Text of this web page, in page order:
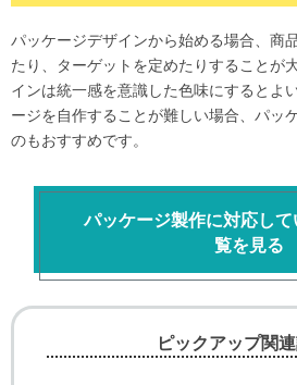
パッケージデザインから始める場合、商
たり、ターゲットを定めたりすることが
インは統一感を意識した色味にするとよ
ージを自作することが難しい場合、パッ
のもおすすめです。
パッケージ製作に対応し
覧を見る
ピックアップ関